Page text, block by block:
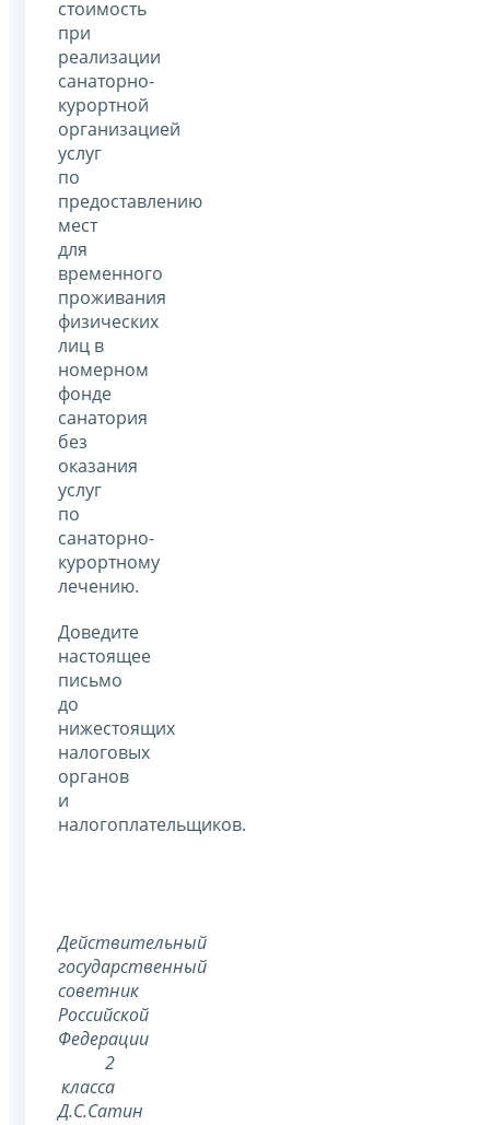
стоимость
при
реализации
санаторно-
курортной
организацией
услуг
по
предоставлению
мест
для
временного
проживания
физических
лиц в
номерном
фонде
санатория
без
оказания
услуг
по
санаторно-
курортному
лечению.
Доведите
настоящее
письмо
до
нижестоящих
налоговых
органов
и
налогоплательщиков.
Действительный
государственный
советник
Российской
Федерации
2
класса
Д.С.Сатин